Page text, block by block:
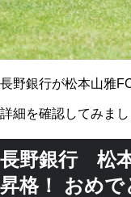
長野銀行が松本山雅
詳細を確認してみまし
長野銀行 松
昇格！ おめ